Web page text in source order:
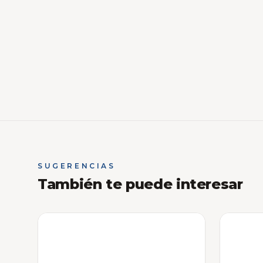
SUGERENCIAS
También te puede interesar